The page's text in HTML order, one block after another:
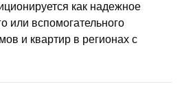
как надежное
или вспомогательного
и квартир в регионах с